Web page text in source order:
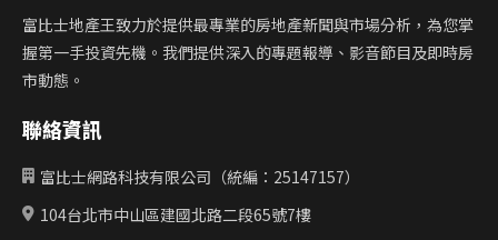
富比士地產王致力於提供最專業的房地產新聞與市場分析，為您掌
握第一手投資先機。我們提供深入的專題報導、影音節目及即時房
市動態。
聯絡資訊
富比士網路科技有限公司（統編：25147157）
104台北市中山區建國北路二段65號7樓